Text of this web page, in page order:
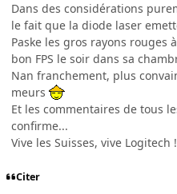
Dans des considérations
le fait que la diode laser
Paske les gros rayons rouges
bon FPS le soir dans sa
Nan franchement, plus
meurs
Et les commentaires de tous
confirme...
Vive les Suisses, vive Logitech !
Citer